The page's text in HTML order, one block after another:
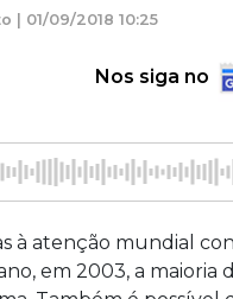
| 01/09/2018 10:25
Nos siga no
à atenção mundial
em 2003, a maioria